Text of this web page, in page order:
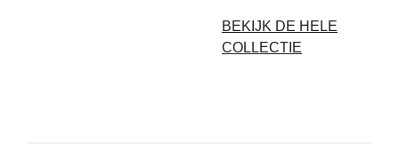
BEKIJK DE HELE
COLLECTIE